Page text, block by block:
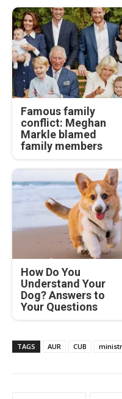
Famous family
conflict: Meghan
Markle blamed
family members
How Do You
Understand Your
Dog? Answers to
Your Questions
TAGS AUR CUB